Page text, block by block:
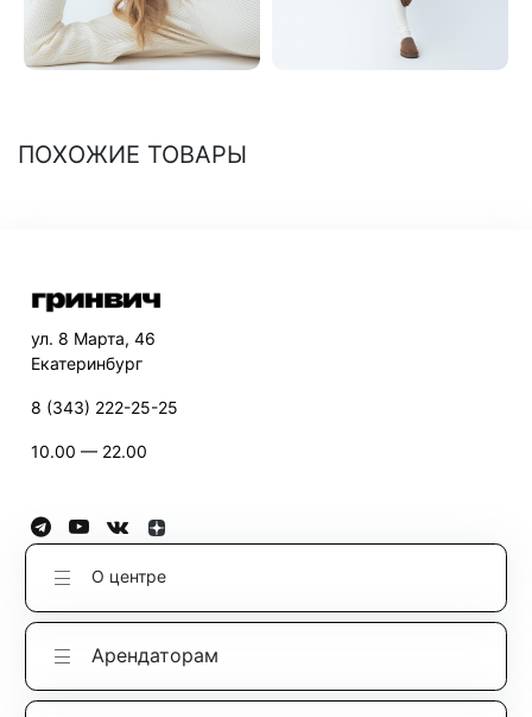
ПОХОЖИЕ ТОВАРЫ
ул. 8 Марта, 46
Екатеринбург
8 (343) 222-25-25
10.00 — 22.00
О центре
Арендаторам